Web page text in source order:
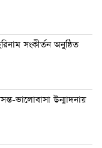
সংকীর্তন অনুষ্ঠিত
ভালোবাসা উন্মাদনায়